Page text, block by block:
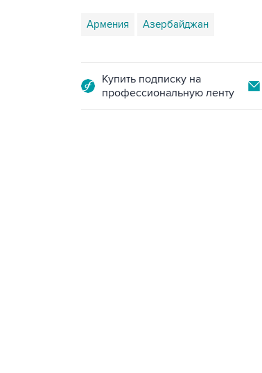
Армения Азербайджан
Купить подписку на
профессиональную ленту